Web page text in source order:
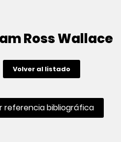
Ross Wallace
Volver al listado
referencia bibliográfica